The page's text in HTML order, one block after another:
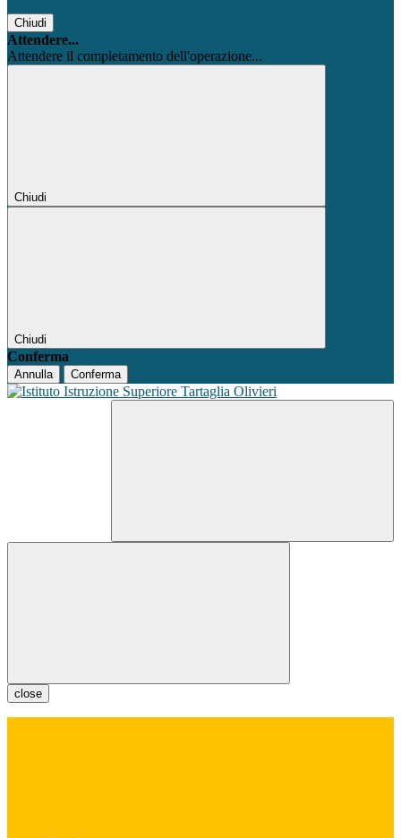
Chiudi
Attendere...
Attendere il completamento dell'operazione...
Chiudi
Chiudi
Conferma
Annulla Conferma
close